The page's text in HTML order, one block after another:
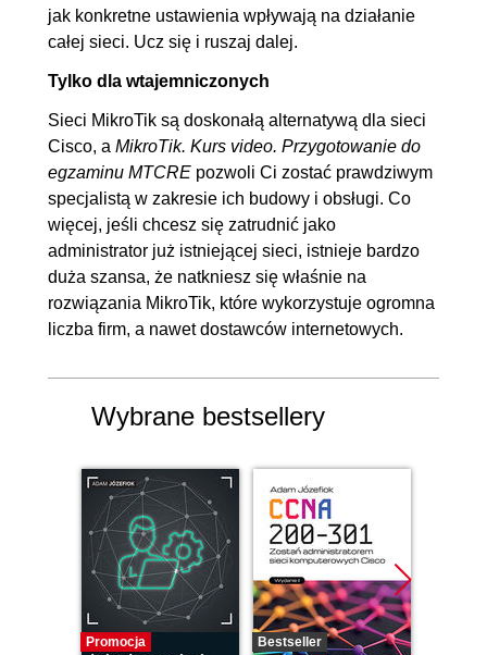
jak konkretne ustawienia wpływają na działanie
całej sieci. Ucz się i ruszaj dalej.
Tylko dla wtajemniczonych
Sieci MikroTik są doskonałą alternatywą dla sieci
Cisco, a MikroTik. Kurs video. Przygotowanie do
egzaminu MTCRE pozwoli Ci zostać prawdziwym
specjalistą w zakresie ich budowy i obsługi. Co
więcej, jeśli chcesz się zatrudnić jako
administrator już istniejącej sieci, istnieje bardzo
duża szansa, że natkniesz się właśnie na
rozwiązania MikroTik, które wykorzystuje ogromna
liczba firm, a nawet dostawców internetowych.
Wybrane bestsellery
Promocja
Bestseller